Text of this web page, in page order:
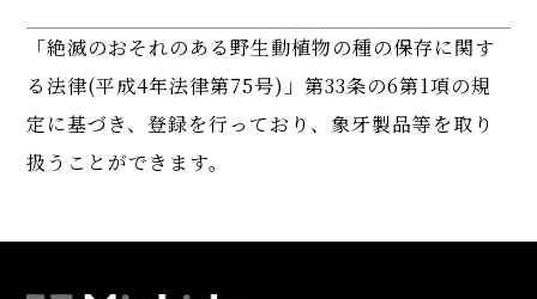
「絶滅のおそれのある野生動植物の種の保存に関す
る法律(平成4年法律第75号)」第33条の6第1項の規
定に基づき、登録を行っており、​​​​​​​象牙製品等を取り
扱うことができます。